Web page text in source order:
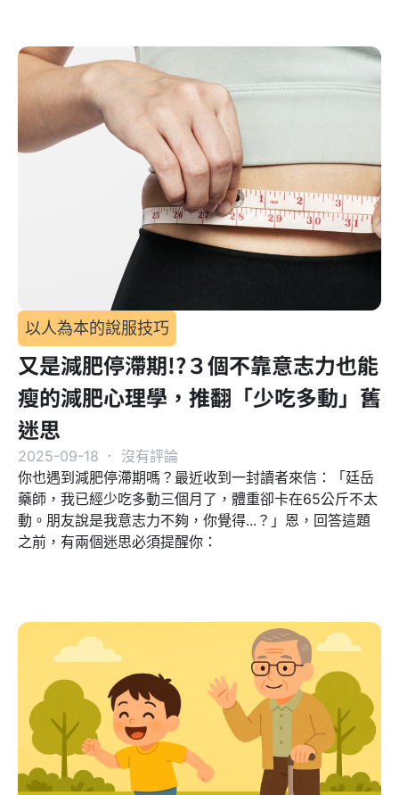
以人為本的說服技巧
又是減肥停滯期!?３個不靠意志力也能
瘦的減肥心理學，推翻「少吃多動」舊
迷思
2025-09-18 ．
沒有評論
你也遇到減肥停滯期嗎？最近收到一封讀者來信：「廷岳
藥師，我已經少吃多動三個月了，體重卻卡在65公斤不太
動。朋友說是我意志力不夠，你覺得...？」恩，回答這題
之前，有兩個迷思必須提醒你：